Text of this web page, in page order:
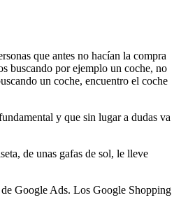
que antes no hacían la compra
buscando por ejemplo un coche, no
un coche, encuentro el coche
y que sin lugar a dudas va
de unas gafas de sol, le lleve
Google Ads. Los Google Shopping